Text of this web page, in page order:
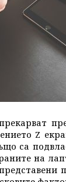
Z
са
на